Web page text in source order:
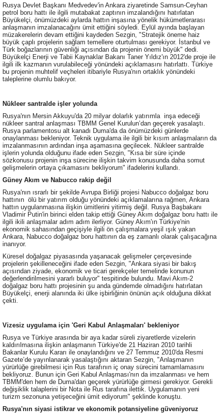
Rusya Devlet Başkanı Medvedev'in Ankara ziyaretinde Samsun-Ceyhan
petrol boru hattı ile ilgili mutabakat zaptının imzalandığını hatırlatan
Büyükelçi, önümüzdeki aylarda hattın inşasına yönelik hükümetlerarası
anlaşmanın imzalanacağını ümit ettiğini söyledi. Eylül ayında başlayan
müzakerelerin devam ettiğini kaydeden Sezgin, "Stratejik öneme haiz
büyük çaplı projelerin sağlam temellere oturtulması gerekiyor. İstanbul ve
Türk boğazlarının güvenliği açısından da projenin önemi büyük" dedi.
Büyükelçi Enerji ve Tabii Kaynaklar Bakanı Taner Yıldız'ın 2012'de proje ile
ilgili ilk kazmanın vurulabileceği yönündeki açıklamasını hatırlattı. Türkiye
bu projenin muhtelif veçheleri itibariyle Rusya'nın ortaklık yönündeki
taleplerine olumlu bakıyor.
Nükleer santralde işler yolunda
Rusya'nın Mersin Akkuyu'da 20 milyar dolarlık yatırımla inşa edeceği
nükleer santral anlaşması TBMM Genel Kurulun’dan geçerek yasalaştı.
Rusya parlamentosu alt kanadı Duma'da da önümüzdeki günlerde
onaylanması bekleniyor. Teknik uygulama ile ilgili bir kısım anlaşmaların da
imzalanmasının ardından inşa aşamasına geçilecek. Nükleer santralde
işlerin yolunda olduğunu ifade eden Sezgin, "Kısa bir süre içinde
sözkonusu projenin inşa sürecine ilişkin takvim konusunda daha somut
gelişmelerin ortaya çıkamasını bekliyorum" ifadelerini kullandı.
Güney Akım ve Nabucco rakip değil
Rusya'nın ısrarlı bir şekilde Avrupa Birliği projesi Nabucco doğalgaz boru
hattının ölü bir yatırım olduğu yönündeki açıklamalarına rağmen, Ankara
hattın uygulanmasına ilişkin ümitlerini yitirmiş değil. Rusya Başbakanı
Vladimir Putin'in birinci elden takip ettiği Güney Akım doğalgaz boru hattı ile
ilgili ikili anlaşmalar adım adım ilerliyor. Güney Akım'ın Türkiye'nin
ekonomik sahasından geçişiyle ilgili ön çalışmalara yeşil ışık yakan
Ankara, Nabucco doğalgaz boru hattının da eş zamanlı olarak çalışacağına
inanıyor.
Küresel doğalgaz piyasasında yaşanacak gelişmeler çerçevesinde
projelerin şekilleneceğini ifade eden Sezgin, "Ankara siyasi bir bakış
açısından ziyade, ekonomik ve ticari gerekçeler temelinde konunun
değerlendirilmesini yararlı buluyor" tespitinde bulundu. Mavi Akım-2
doğalgaz boru hattı projesinin şu anda gündemde olmadığını hatırlatan
Büyükelçi, enerji alanında iki ülke işbirliğinin önünün açık olduğuna dikkat
çekti.
Vizesiz uygulama için 'Geri Kabul Anlaşmaları' bekleniyor
Rusya ve Türkiye arasında bir aya kadar süreli ziyaretlerde vizelerin
kaldırılmasına ilişkin anlaşmanın Türkiye'de 21 Haziran 2010 tarihli
Bakanlar Kurulu Kararı ile onaylandığını ve 27 Temmuz 2010'da Resmi
Gazete’de yayınlanarak yasalaştığını aktaran Sezgin, "Anlaşmanın
yürürlüğe girebilmesi için Rus tarafının iç onay sürecini tamamlamasını
bekliyoruz. Bunun için Geri Kabul Anlaşması'nın da imzalanması ve hem
TBMM'den hem de Duma'dan geçerek yürürlüğe girmesi gerekiyor. Gerekli
değişiklik talaplerini bir Nota ile Rus tarafına ilettik. Uygulamanın yeni
turizm sezonuna yetişeceğini ümit ediyorum" şeklinde konuştu.
Rusya'nın siyasi istikrar ve ekonomik potansiyeline güveniyoruz